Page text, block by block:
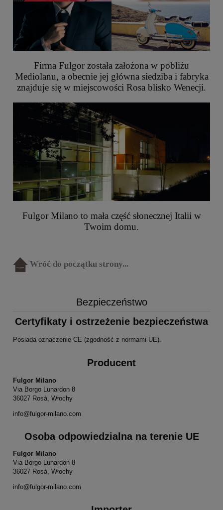
Firma Fulgor została założona w pobliżu
Mediolanu, a obecnie jej główna siedziba i fabryka
znajduje się w miejscowości Rosa blisko Wenecji.
Fulgor Milano to mała część słonecznej Italii w
Twoim domu.
Wróć do początku strony...
Bezpieczeństwo
Certyfikaty i ostrzeżenie bezpieczeństwa
Posiada oznaczenie CE (zgodność z normami UE).
Producent
Fulgor Milano
Via Borgo Lunardon 8
36027 Rosà, Włochy
info@fulgor-milano.com
Osoba odpowiedzialna na terenie UE
Fulgor Milano
Via Borgo Lunardon 8
36027 Rosà, Włochy
info@fulgor-milano.com